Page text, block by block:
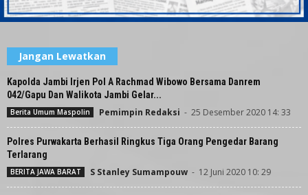
Jangan Lewatkan
Kapolda Jambi Irjen Pol A Rachmad Wibowo Bersama Danrem
042/Gapu Dan Walikota Jambi Gelar...
Berita Umum Maspolin Pemimpin Redaksi - 25 Desember 2020 14: 33
Polres Purwakarta Berhasil Ringkus Tiga Orang Pengedar Barang
Terlarang
BERITA JAWA BARAT S Stanley Sumampouw - 12 Juni 2020 10: 29